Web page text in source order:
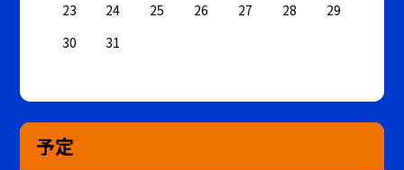
23
24 25 26 27 28
29
30
31
予定